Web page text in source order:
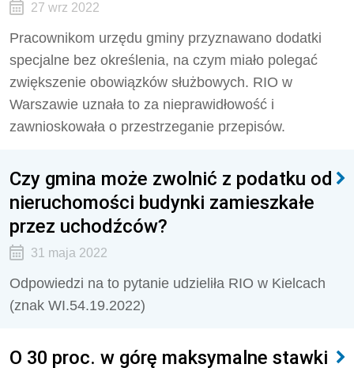
27 wrz 2022
Pracownikom urzędu gminy przyznawano dodatki
specjalne bez określenia, na czym miało polegać
zwiększenie obowiązków służbowych. RIO w
Warszawie uznała to za nieprawidłowość i
zawnioskowała o przestrzeganie przepisów.
Czy gmina może zwolnić z podatku od
nieruchomości budynki zamieszkałe
przez uchodźców?
31 maja 2022
Odpowiedzi na to pytanie udzieliła RIO w Kielcach
(znak WI.54.19.2022)
O 30 proc. w górę maksymalne stawki